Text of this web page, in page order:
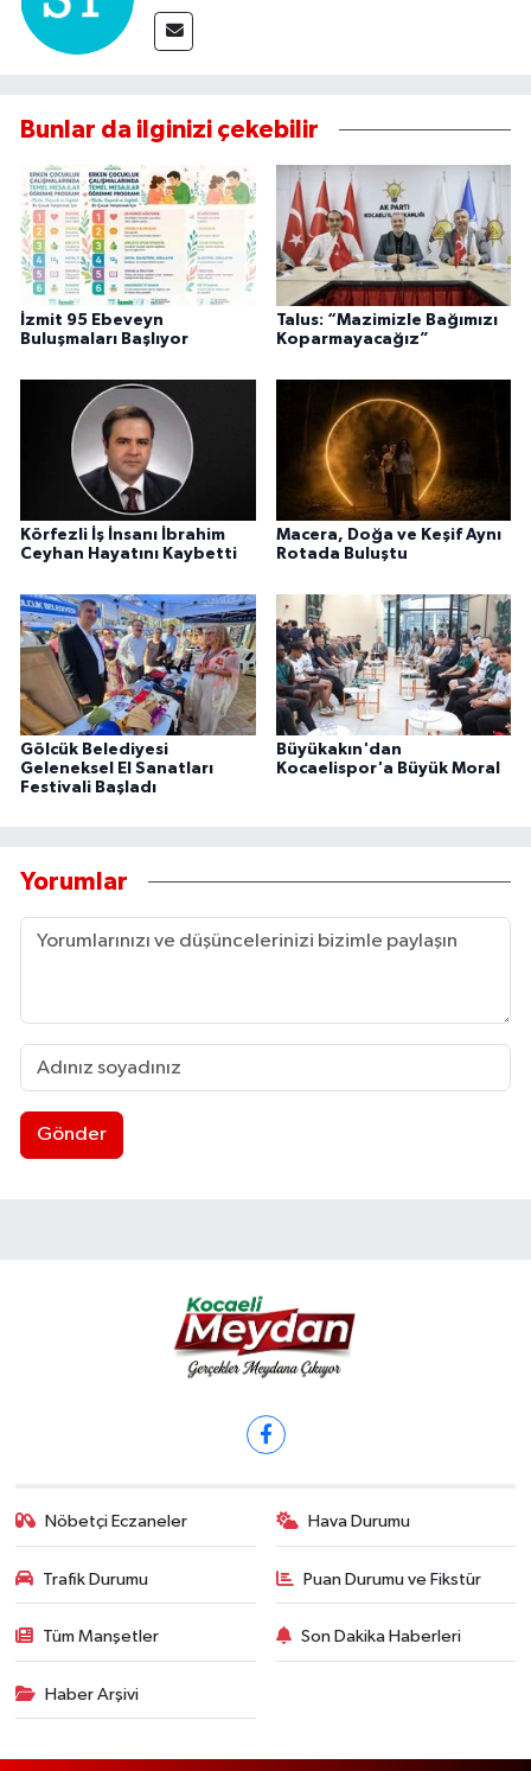
Bunlar da ilginizi çekebilir
İzmit 95 Ebeveyn
Buluşmaları Başlıyor
Talus: “Mazimizle Bağımızı
Koparmayacağız”
Körfezli İş İnsanı İbrahim
Ceyhan Hayatını Kaybetti
Macera, Doğa ve Keşif Aynı
Rotada Buluştu
Gölcük Belediyesi
Geleneksel El Sanatları
Festivali Başladı
Büyükakın'dan
Kocaelispor'a Büyük Moral
Yorumlar
Gönder
Nöbetçi Eczaneler Hava Durumu
Trafik Durumu Puan Durumu ve Fikstür
Tüm Manşetler Son Dakika Haberleri
Haber Arşivi